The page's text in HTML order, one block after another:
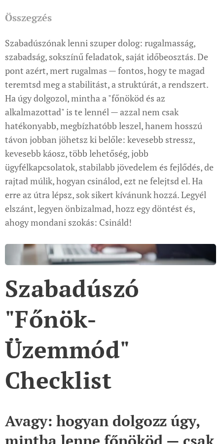
Összegzés
Szabadúszónak lenni szuper dolog: rugalmasság,
szabadság, sokszínű feladatok, saját időbeosztás. De
pont azért, mert rugalmas — fontos, hogy te magad
teremtsd meg a stabilitást, a struktúrát, a rendszert.
Ha úgy dolgozol, mintha a "főnököd és az
alkalmazottad" is te lennél — azzal nem csak
hatékonyabb, megbízhatóbb leszel, hanem hosszú
távon jobban jöhetsz ki belőle: kevesebb stressz,
kevesebb káosz, több lehetőség, jobb
ügyfélkapcsolatok, stabilabb jövedelem és fejlődés, de
rajtad múlik, hogyan csinálod, ezt ne felejtsd el. Ha
erre az útra lépsz, sok sikert kívánunk hozzá. Legyél
elszánt, legyen önbizalmad, hozz egy döntést és,
ahogy mondani szokás: Csináld!
Szabadúszó
"Főnök-
Üzemmód"
Checklist
Avagy: hogyan dolgozz úgy,